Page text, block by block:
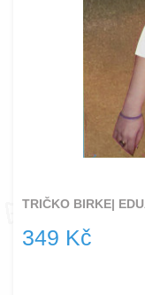
TRIČKO BIRKE|
349 Kč